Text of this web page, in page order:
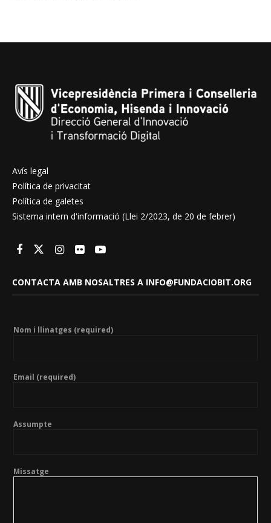
Avís legal
Política de privacitat
Política de galetes
Sistema intern d'informació (Llei 2/2023, de 20 de febrer)
CONTACTA AMB NOSALTRES A INFO@FUNDACIOBIT.ORG
Nom i llinatges (required)
Email (required)
Assumpte
Missatge